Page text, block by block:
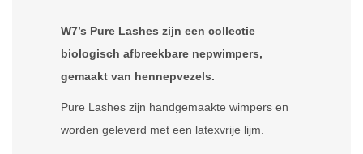
W7’s Pure Lashes zijn een collectie
biologisch afbreekbare nepwimpers,
gemaakt van hennepvezels.
Pure Lashes zijn handgemaakte wimpers en
worden geleverd met een latexvrije lijm.